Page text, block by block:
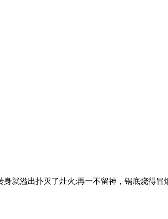
就溢出扑灭了灶火;再一不留神，锅底烧得冒